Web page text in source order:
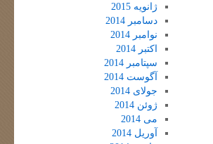
ژانویه 2015
دسامبر 2014
نوامبر 2014
اکتبر 2014
سپتامبر 2014
آگوست 2014
جولای 2014
ژوئن 2014
می 2014
آوریل 2014